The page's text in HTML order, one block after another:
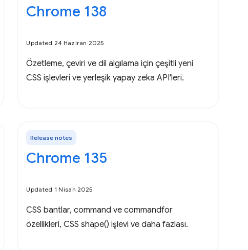
Chrome 138
Updated 24 Haziran 2025
Özetleme, çeviri ve dil algılama için çeşitli yeni
CSS işlevleri ve yerleşik yapay zeka API'leri.
Release notes
Chrome 135
Updated 1 Nisan 2025
CSS bantlar, command ve commandfor
özellikleri, CSS shape() işlevi ve daha fazlası.